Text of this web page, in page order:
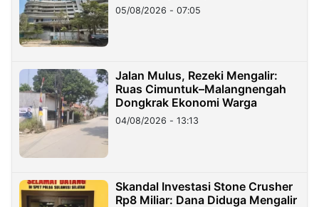
05/08/2026 - 07:05
Jalan Mulus, Rezeki Mengalir:
Ruas Cimuntuk–Malangnengah
Dongkrak Ekonomi Warga
04/08/2026 - 13:13
Skandal Investasi Stone Crusher
Rp8 Miliar: Dana Diduga Mengalir